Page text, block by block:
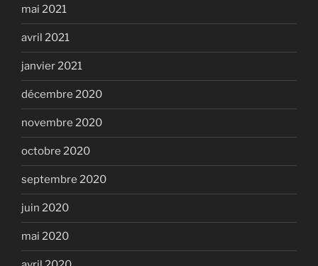
mai 2021
avril 2021
janvier 2021
décembre 2020
novembre 2020
octobre 2020
septembre 2020
juin 2020
mai 2020